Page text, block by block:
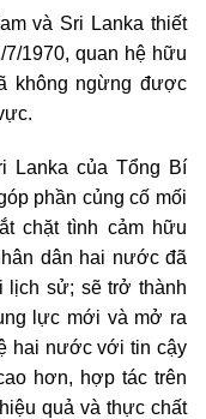
và Sri Lanka thiết
1970, quan hệ hữu
không ngừng được
Lanka của Tổng Bí
phần củng cố mối
chặt tình cảm hữu
dân hai nước đã
lịch sử; sẽ trở thành
lực mới và mở ra
hai nước với tin cậy
hơn, hợp tác trên
quả và thực chất